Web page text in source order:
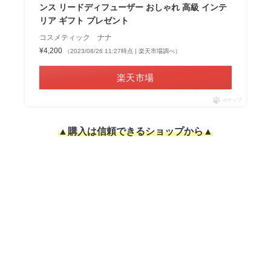
ンス リードディフューザー おしゃれ 高級 インテ
リア ギフト プレゼント
コスメティック ナナ
¥4,200
（2023/08/26 11:27時点 | 楽天市場調べ）
楽天市場
ポチップ
▲購入は信頼できるショップから▲